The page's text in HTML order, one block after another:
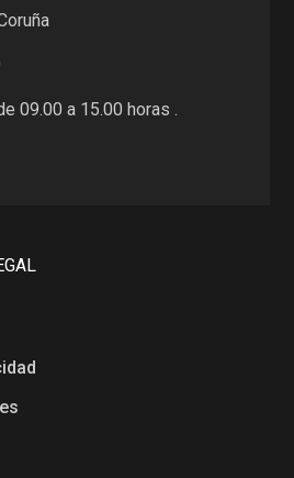
09.00 a 15.00 horas .